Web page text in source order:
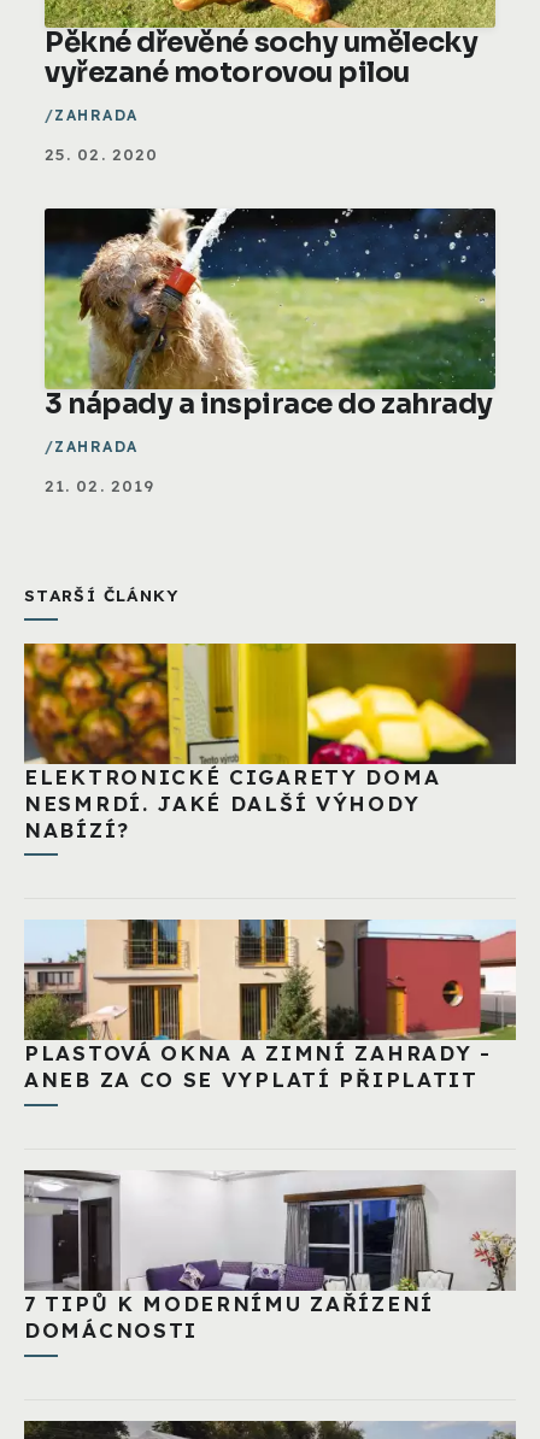
Pěkné dřevěné sochy umělecky
vyřezané motorovou pilou
ZAHRADA
25. 02. 2020
3 nápady a inspirace do zahrady
ZAHRADA
21. 02. 2019
STARŠÍ ČLÁNKY
ELEKTRONICKÉ CIGARETY DOMA
NESMRDÍ. JAKÉ DALŠÍ VÝHODY
NABÍZÍ?
PLASTOVÁ OKNA A ZIMNÍ ZAHRADY -
ANEB ZA CO SE VYPLATÍ PŘIPLATIT
7 TIPŮ K MODERNÍMU ZAŘÍZENÍ
DOMÁCNOSTI